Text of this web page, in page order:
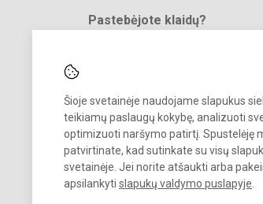
Šioje svetainėje naudojame slapukus
teikiamų paslaugų kokybę, analizuoti
optimizuoti naršymo patirtį. Spustelėję
patvirtinate, kad sutinkate su visų
svetainėje. Jei norite atšaukti arba
apsilankyti slapukų valdymo puslapyje
Pastebėjote klaidų?
© 2024. Vilniaus Jeruzalės progimnazija. Visos
Kopijuoti turinį be raštiško gimnazijos sutikimo